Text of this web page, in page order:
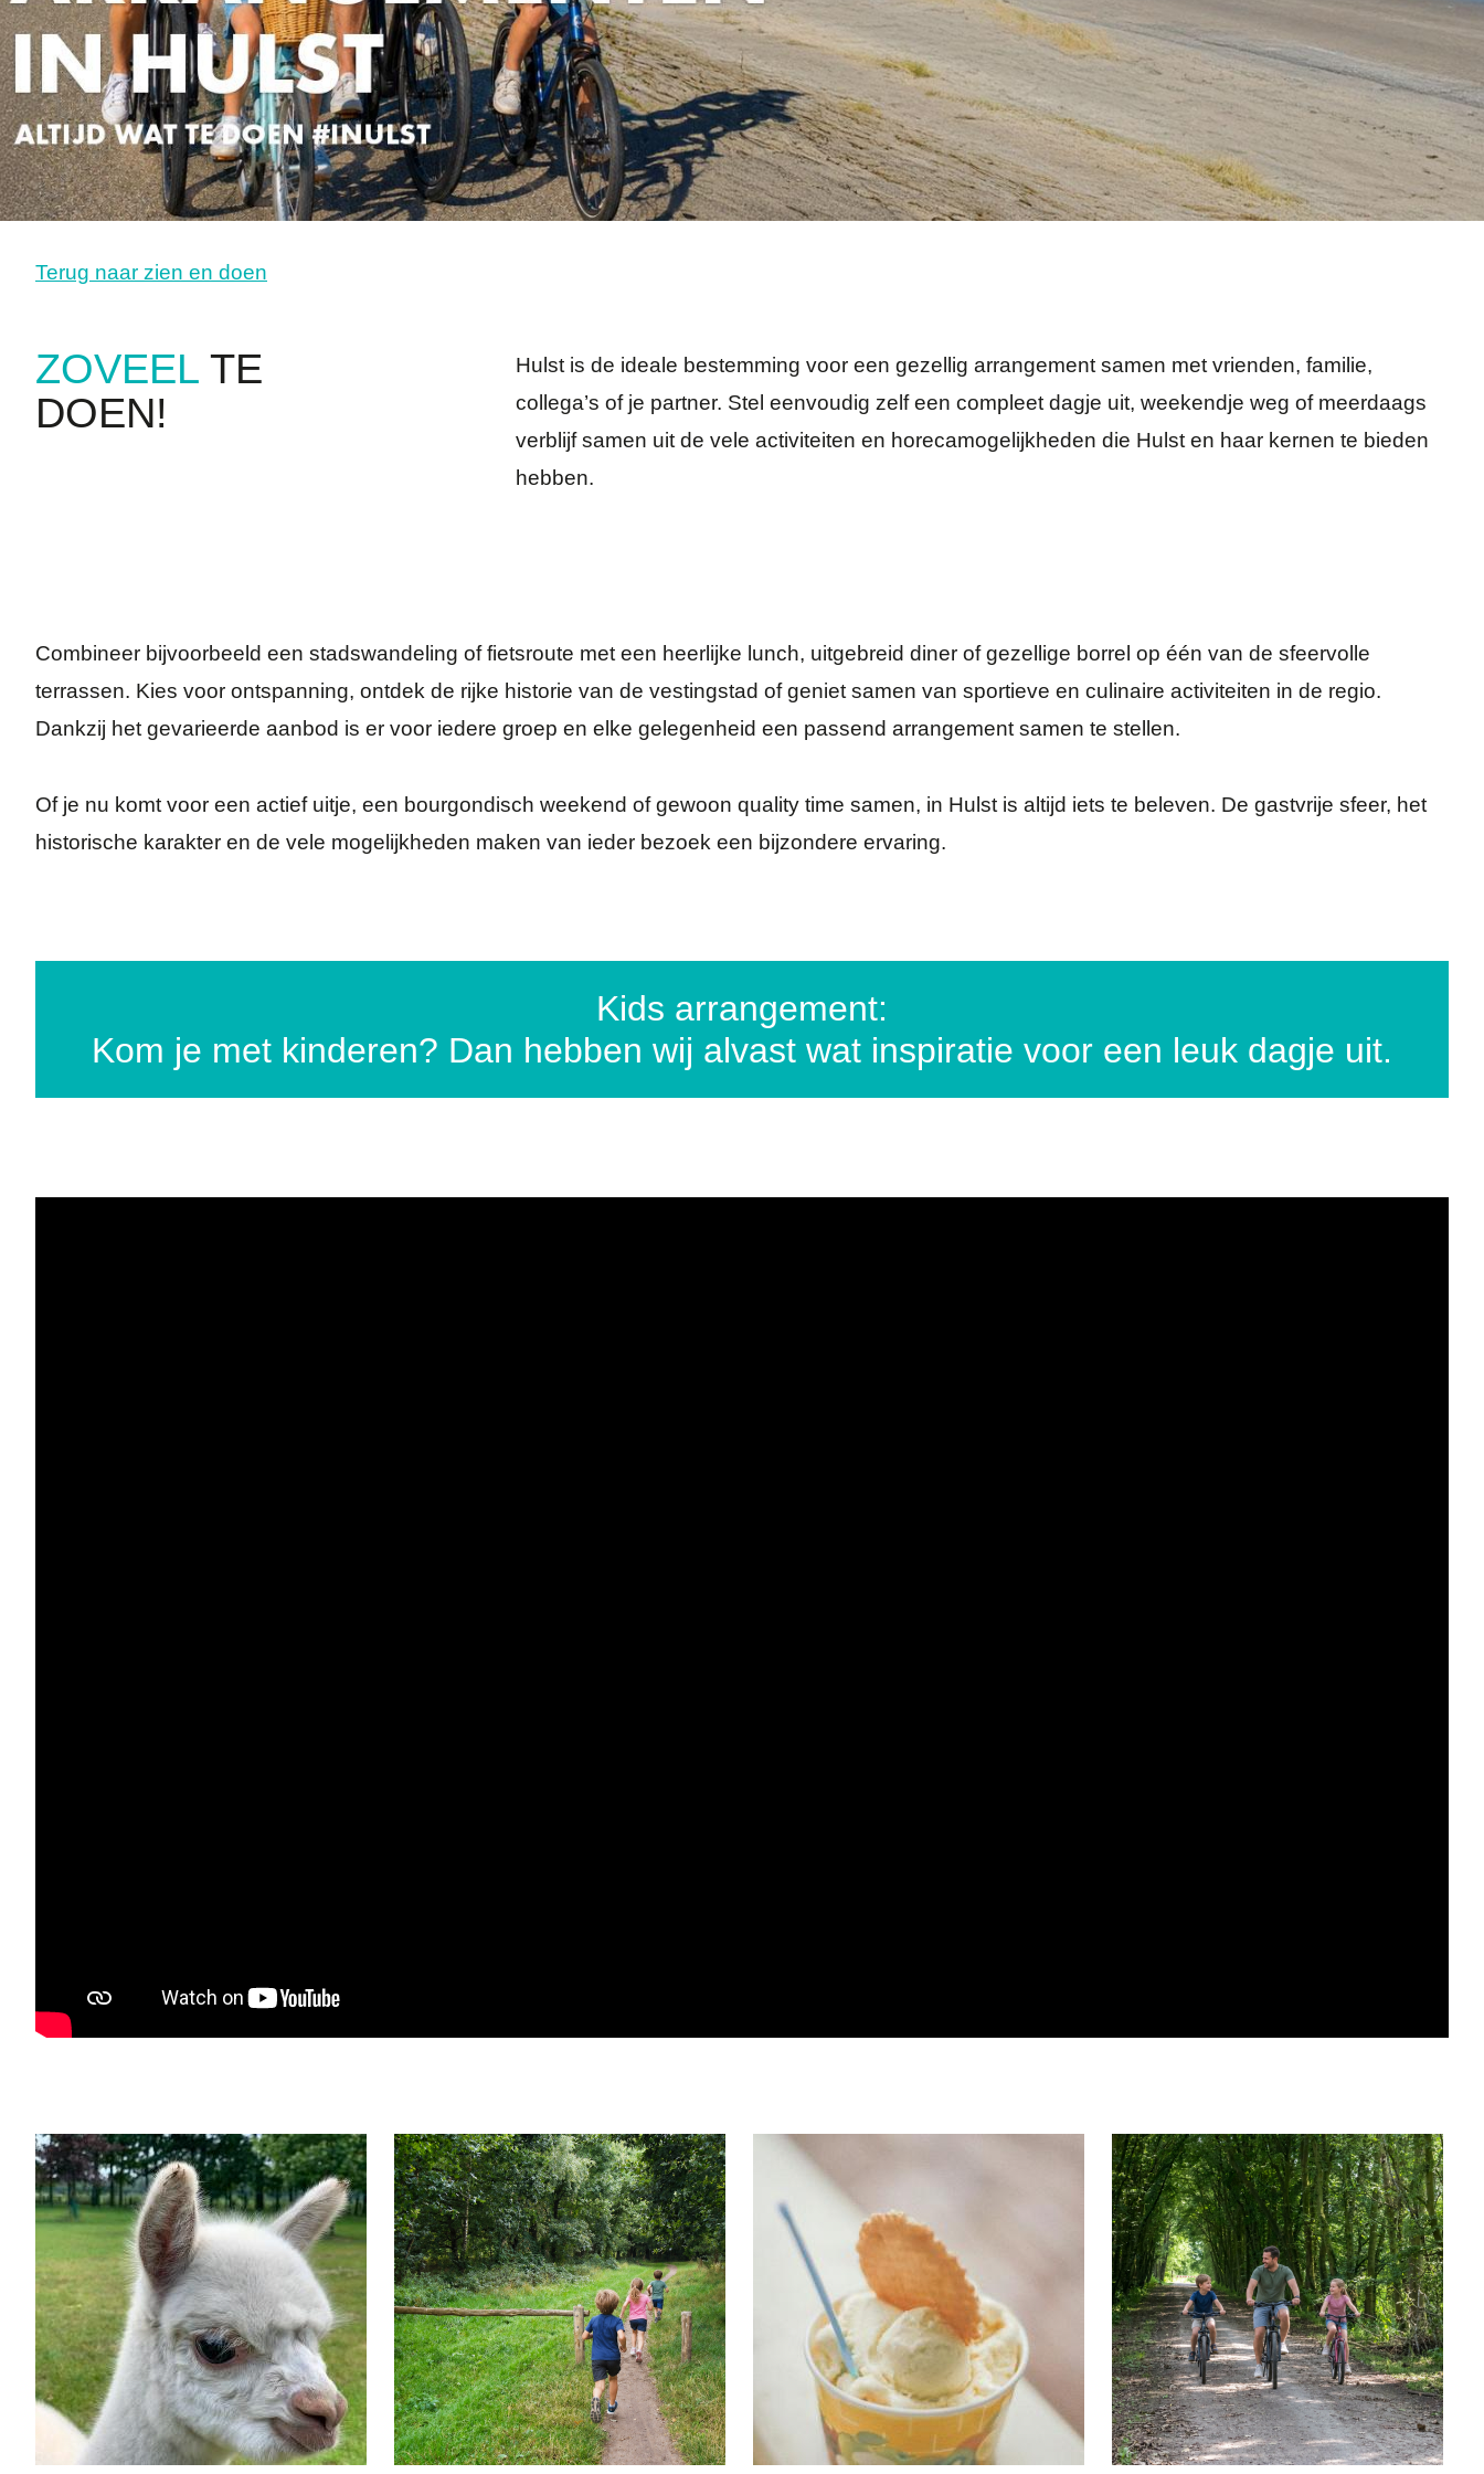
Terug naar zien en doen
ZOVEEL TE
DOEN!
Hulst is de ideale bestemming voor een gezellig arrangement samen met vrienden, familie,
collega’s of je partner. Stel eenvoudig zelf een compleet dagje uit, weekendje weg of meerdaags
verblijf samen uit de vele activiteiten en horecamogelijkheden die Hulst en haar kernen te bieden
hebben.
Combineer bijvoorbeeld een stadswandeling of fietsroute met een heerlijke lunch, uitgebreid diner of gezellige borrel op één van de sfeervolle
terrassen. Kies voor ontspanning, ontdek de rijke historie van de vestingstad of geniet samen van sportieve en culinaire activiteiten in de regio.
Dankzij het gevarieerde aanbod is er voor iedere groep en elke gelegenheid een passend arrangement samen te stellen.
Of je nu komt voor een actief uitje, een bourgondisch weekend of gewoon quality time samen, in Hulst is altijd iets te beleven. De gastvrije sfeer, het
historische karakter en de vele mogelijkheden maken van ieder bezoek een bijzondere ervaring.
Kids arrangement:
Kom je met kinderen? Dan hebben wij alvast wat inspiratie voor een leuk dagje uit.